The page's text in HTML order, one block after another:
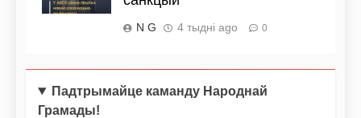
N G 4 тыдні ago 0
Падтрымайце каманду Народнай
Грамады!